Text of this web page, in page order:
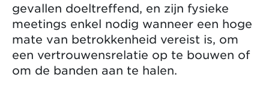
gevallen doeltreffend, en zijn fysieke
meetings enkel nodig wanneer een hoge
mate van betrokkenheid vereist is, om
een vertrouwensrelatie op te bouwen of
om de banden aan te halen.